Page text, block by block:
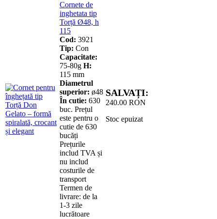
Cornete de
inghetata tip
Torță Ø48, h
115
Cod: 3921
Tip: Con
Capacitate:
75-80g H:
115 mm
Diametrul
superior: ø48
În cutie: 630
buc. Prețul
este pentru o
cutie de 630
bucăți
Prețurile
includ TVA și
nu includ
costurile de
transport
Termen de
livrare: de la
1-3 zile
lucrătoare
SALVAȚI:
240.00 RON
Stoc epuizat